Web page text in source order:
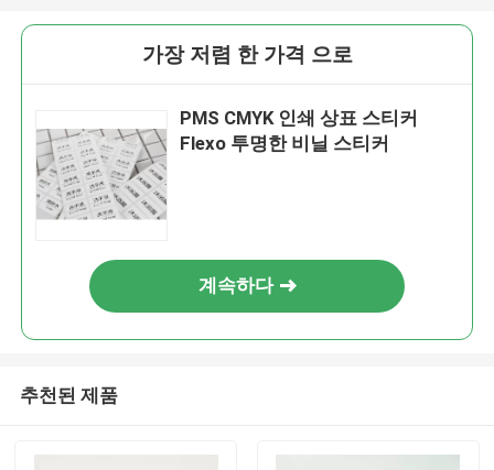
가장 저렴 한 가격 으로
PMS CMYK 인쇄 상표 스티커
Flexo 투명한 비닐 스티커
계속하다
추천된 제품